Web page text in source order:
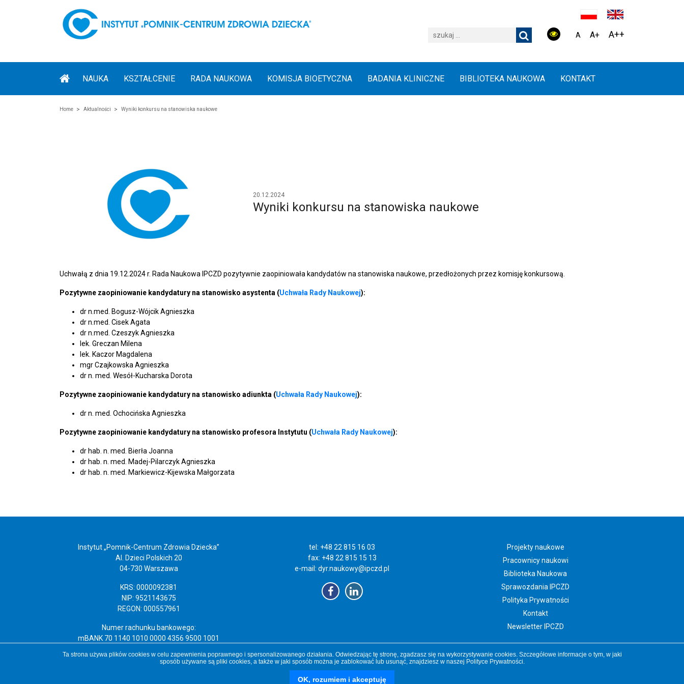
A A+ A++
NAUKA KSZTAŁCENIE RADA NAUKOWA KOMISJA BIOETYCZNA BADANIA KLINICZNE BIBLIOTEKA NAUKOWA KONTAKT
Home Aktualności Wyniki konkursu na stanowiska naukowe
20.12.2024
Wyniki konkursu na stanowiska naukowe
Uchwałą z dnia 19.12.2024 r. Rada Naukowa IPCZD pozytywnie zaopiniowała kandydatów na stanowiska naukowe, przedłożonych przez komisję konkursową.
Pozytywne zaopiniowanie kandydatury na stanowisko asystenta (Uchwała Rady Naukowej):
dr n.med. Bogusz-Wójcik Agnieszka
dr n.med. Cisek Agata
dr n.med. Czeszyk Agnieszka
lek. Greczan Milena
lek. Kaczor Magdalena
mgr Czajkowska Agnieszka
dr n. med. Wesół-Kucharska Dorota
Pozytywne zaopiniowanie kandydatury na stanowisko adiunkta (Uchwała Rady Naukowej):
dr n. med. Ochocińska Agnieszka
Pozytywne zaopiniowanie kandydatury na stanowisko profesora Instytutu (Uchwała Rady Naukowej):
dr hab. n. med. Bierła Joanna
dr hab. n. med. Madej-Pilarczyk Agnieszka
dr hab. n. med. Markiewicz-Kijewska Małgorzata
Instytut „Pomnik-Centrum Zdrowia Dziecka”
Al. Dzieci Polskich 20
04-730 Warszawa
KRS: 0000092381
NIP: 9521143675
REGON: 000557961
Numer rachunku bankowego:
mBANK 70 1140 1010 0000 4356 9500 1001
tel: +48 22 815 16 03
fax: +48 22 815 15 13
e-mail: dyr.naukowy@ipczd.pl
Projekty naukowe
Pracownicy naukowi
Biblioteka Naukowa
Sprawozdania IPCZD
Polityka Prywatności
Kontakt
Newsletter IPCZD
Ta strona używa plików cookies w celu zapewnienia poprawnego i spersonalizowanego działania. Odwiedzając tę stronę, zgadzasz się na wykorzystywanie cookies. Szczegółowe informacje o tym, w jaki
sposób używane są pliki cookies, a także w jaki sposób można je zablokować lub usunąć, znajdziesz w naszej Polityce Prywatności.
OK, rozumiem i akceptuję